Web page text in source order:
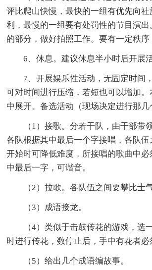
评比爬山快慢，最快的一组有优先向社
利，最慢的一组要有处罚性的节目演
的部分，做好拍照工作。要有一定秩序
6、休息。建议休息半小时后开展活
7、开展娱乐性活动，无固定时间
可对时间进行压缩，若短也可以增加。
中展开。备选活动（现场决定进行那几
（1）接歌。分若干队，由干部带领
各队根据其中最后一个字接唱，各队伍
开始时可降低难度，所接唱的歌曲中
中最后一字，可谐音。
（2）拉歌。各队伍之间要攀比士气
（3）成语接龙。
（4）类似于击鼓传花的游戏，选
时进行传花，数停止后，手中有花者必
（5）给出几个成语编故事。